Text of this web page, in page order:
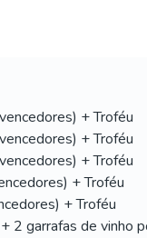
+ Troféu
+ Troféu
+ Troféu
+ Troféu
+ Troféu
2 garrafas de vinho